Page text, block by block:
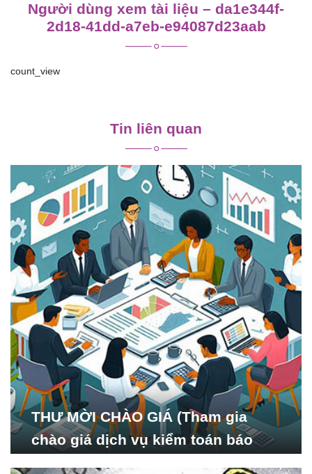
Người dùng xem tài liệu – da1e344f-
2d18-41dd-a7eb-e94087d23aab
count_view
viết
Tin liên quan
THƯ MỜI CHÀO GIÁ (Tham gia
chào giá dịch vụ kiểm toán báo